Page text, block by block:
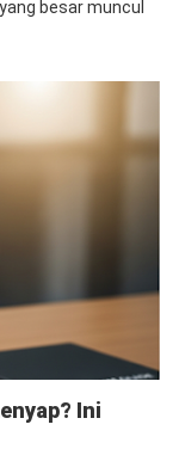
besar muncul
Ini